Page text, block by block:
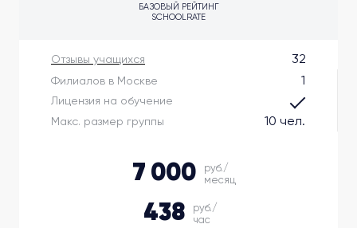
Отзывы учащихся 32
Филиалов в Москве 1
Макс. размер группы 10 чел.
Лицензия на обучение
БАЗОВЫЙ РЕЙТИНГ
SCHOOLRATE
7 000
руб./
месяц
438
руб./
час